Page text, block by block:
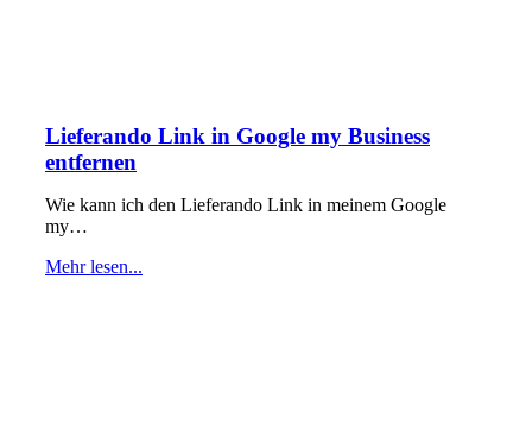
Lieferando Link in Google my Business
entfernen
Wie kann ich den Lieferando Link in meinem Google
my…
Mehr lesen...